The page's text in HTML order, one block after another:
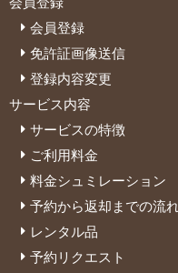
会員登録
免許証画像送信
登録内容変更
サービス内容
サービスの特徴
ご利用料金
料金シュミレーション
予約から返却までの流
レンタル品
予約リクエスト